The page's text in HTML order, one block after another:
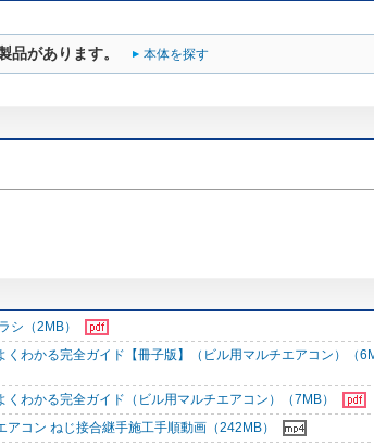
品があります。 本体を探す
シ（2MB）
くわかる完全ガイド【冊子版】（ビル用マルチエアコン）（
くわかる完全ガイド（ビル用マルチエアコン）（7MB）
アコン ねじ接合継手施工手順動画（242MB）